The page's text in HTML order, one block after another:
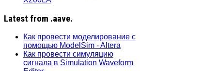
Latest from .aave.
Как провести моделирование с
помощью ModelSim - Altera
Как провести симуляцию
сигнала в Simulation Waveform